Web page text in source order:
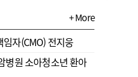
+ More
자(CMO) 전지웅
병원 소아청소년 환아